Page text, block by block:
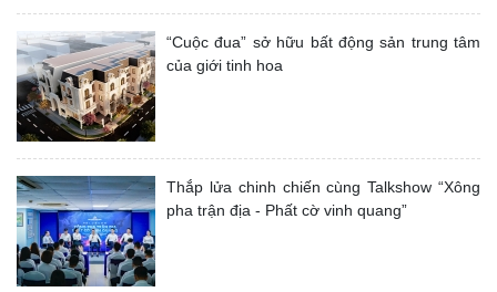
“Cuộc đua” sở hữu bất động sản trung tâm
của giới tinh hoa
Thắp lửa chinh chiến cùng Talkshow “Xông
pha trận địa - Phất cờ vinh quang”